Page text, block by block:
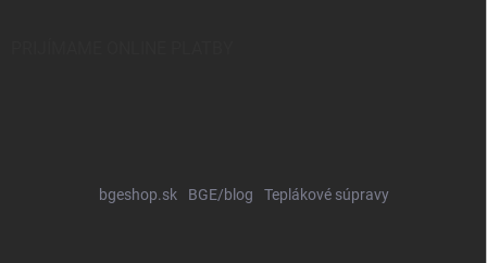
bgeshop.sk BGE/blog Teplákové súpravy